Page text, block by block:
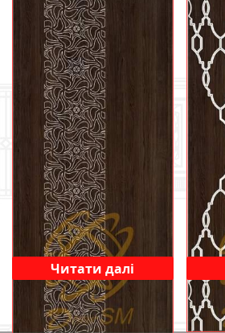
Читати далі